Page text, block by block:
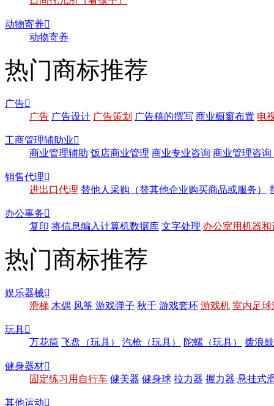
动物寄养
动物寄养
热门商标推荐
广告
广告 广告设计 广告策划 广告稿的撰写 商业橱窗布置 电
工商管理辅助业
商业管理辅助 饭店商业管理 商业专业咨询 商业管理咨询
销售代理
进出口代理 替他人采购（替其他企业购买商品或服务）
办公事务
复印 将信息编入计算机数据库 文字处理 办公室用机器
热门商标推荐
娱乐器械
滑梯 木偶 风筝 游戏弹子 秋千 游戏套环 游戏机 室内足球
玩具
万花筒 飞盘（玩具） 汽枪（玩具） 陀螺（玩具） 拨浪
健身器材
固定练习用自行车 健美器 健身球 拉力器 握力器 悬挂式
其他运动